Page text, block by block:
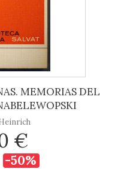
MEMORIAS DEL
€
-50%